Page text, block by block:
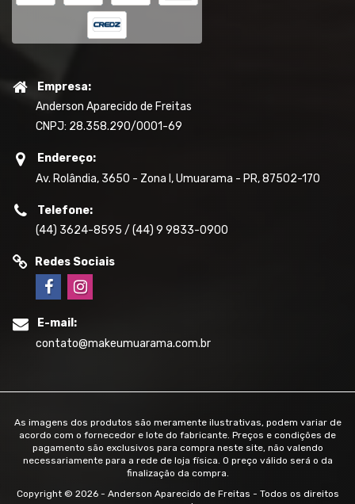
Empresa:
Anderson Aparecido de Freitas
CNPJ: 28.358.290/0001-69
Endereço:
Av. Rolândia, 3650 - Zona I, Umuarama - PR, 87502-170
Telefone:
(44) 3624-8595 / (44) 9 9833-0900
Redes Sociais
E-mail:
contato@makeumuarama.com.br
As imagens dos produtos são meramente ilustrativas, podem variar de
acordo com o fornecedor e lote do fabricante. Preços e condições de
pagamento são exclusivos para compra neste site, não valendo
necessariamente para a rede de loja física. O preço válido será o da
finalização da compra.
Copyright © 2026 - Anderson Aparecido de Freitas - Todos os direitos